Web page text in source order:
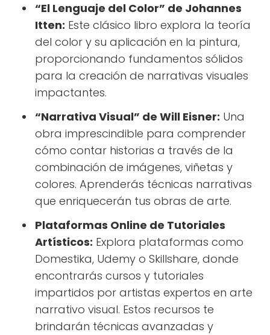
“El Lenguaje del Color” de Johannes
Itten: Este clásico libro explora la teoría
del color y su aplicación en la pintura,
proporcionando fundamentos sólidos
para la creación de narrativas visuales
impactantes.
“Narrativa Visual” de Will Eisner: Una
obra imprescindible para comprender
cómo contar historias a través de la
combinación de imágenes, viñetas y
colores. Aprenderás técnicas narrativas
que enriquecerán tus obras de arte.
Plataformas Online de Tutoriales
Artísticos: Explora plataformas como
Domestika, Udemy o Skillshare, donde
encontrarás cursos y tutoriales
impartidos por artistas expertos en arte
narrativo visual. Estos recursos te
brindarán técnicas avanzadas y